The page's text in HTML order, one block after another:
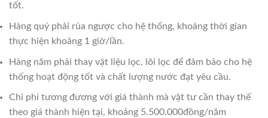
tốt.
Hàng quý phải rủa ngược cho hệ thống, khoảng thời gian
thực hiện khoảng 1 giờ/lần.
Hàng năm phải thay vật liệu lọc, lõi lọc để đảm bảo cho hệ
thống hoạt động tốt và chất lượng nước đạt yêu cầu.
Chi phí tương đương với giá thành mà vật tư cần thay thế
theo giá thành hiện tại, khoảng 5.500.000đồng/năm